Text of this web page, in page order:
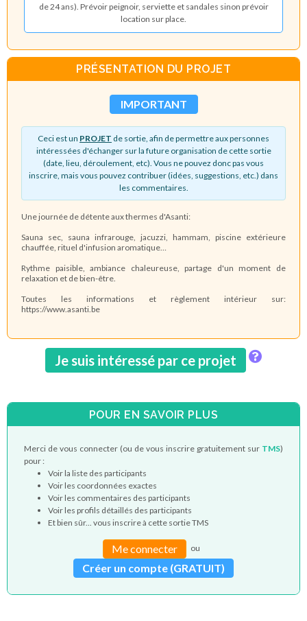
de 24 ans). Prévoir peignoir, serviette et sandales sinon prévoir
location sur place.
PRÉSENTATION DU PROJET
IMPORTANT
Ceci est un PROJET de sortie, afin de permettre aux personnes
intéressées d'échanger sur la future organisation de cette sortie
(date, lieu, déroulement, etc). Vous ne pouvez donc pas vous
inscrire, mais vous pouvez contribuer (idées, suggestions, etc.) dans
les commentaires.
Une journée de détente aux thermes d'Asanti:
Sauna sec, sauna infrarouge, jacuzzi, hammam, piscine extérieure
chauffée, rituel d'infusion aromatique…
Rythme paisible, ambiance chaleureuse, partage d'un moment de
relaxation et de bien-être.
Toutes les informations et règlement intérieur sur:
https://www.asanti.be
Je suis intéressé par ce projet
POUR EN SAVOIR PLUS
Merci de vous connecter (ou de vous inscrire gratuitement sur TMS)
pour :
Voir la liste des participants
Voir les coordonnées exactes
Voir les commentaires des participants
Voir les profils détaillés des participants
Et bien sûr... vous inscrire à cette sortie TMS
Me connecter ou
Créer un compte (GRATUIT)